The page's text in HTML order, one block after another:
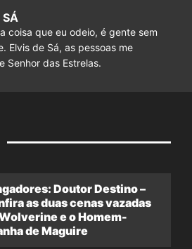
SÁ
coisa que eu odeio, é gente sem
Elvis de Sá, as pessoas me
Senhor das Estrelas.
Doutor Destino –
as duas cenas vazadas
e o Homem-
de Maguire